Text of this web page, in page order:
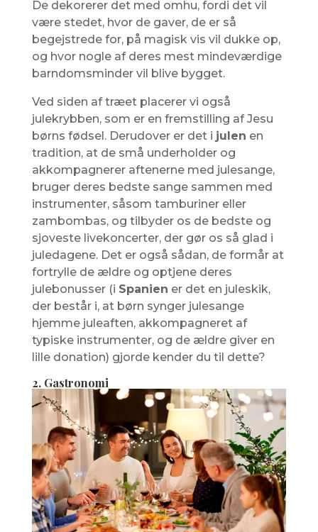
De dekorerer det med omhu, fordi det vil
være stedet, hvor de gaver, de er så
begejstrede for, på magisk vis vil dukke op,
og hvor nogle af deres mest mindeværdige
barndomsminder vil blive bygget.
Ved siden af ​​træet placerer vi også
julekrybben, som er en fremstilling af Jesu
børns fødsel. Derudover er det i julen en
tradition, at de små underholder og
akkompagnerer aftenerne med julesange,
bruger deres bedste sange sammen med
instrumenter, såsom tamburiner eller
zambombas, og tilbyder os de bedste og
sjoveste livekoncerter, der gør os så glad i
juledagene. Det er også sådan, de formår at
fortrylle de ældre og optjene deres
julebonusser (i Spanien er det en juleskik,
der består i, at børn synger julesange
hjemme juleaften, akkompagneret af
typiske instrumenter, og de ældre giver en
lille donation) gjorde kender du til dette?
2. Gastronomi